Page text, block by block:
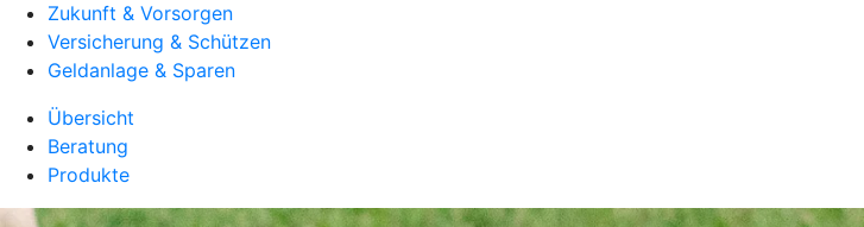
Zukunft & Vorsorgen
Versicherung & Schützen
Geldanlage & Sparen
Übersicht
Beratung
Produkte